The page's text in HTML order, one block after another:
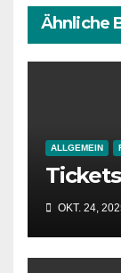
Ähnliche
ALLGEMEIN
OKT. 24,